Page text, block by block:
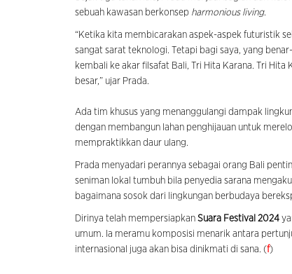
sebuah kawasan berkonsep harmonious living.
“Ketika kita membicarakan aspek-aspek futuristik
sangat sarat teknologi. Tetapi bagi saya, yang
kembali ke akar filsafat Bali, Tri Hita Karana. Tri
besar,” ujar Prada.
Ada tim khusus yang menanggulangi dampak
dengan membangun lahan penghijauan untuk
mempraktikkan daur ulang.
Prada menyadari perannya sebagai orang Bali
seniman lokal tumbuh bila penyedia sarana
bagaimana sosok dari lingkungan berbudaya
Dirinya telah mempersiapkan Suara Festival 2024
umum. Ia meramu komposisi menarik antara
internasional juga akan bisa dinikmati di sana. (f)